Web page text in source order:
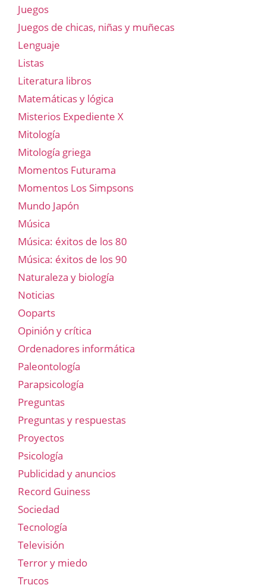
Juegos
Juegos de chicas, niñas y muñecas
Lenguaje
Listas
Literatura libros
Matemáticas y lógica
Misterios Expediente X
Mitología
Mitología griega
Momentos Futurama
Momentos Los Simpsons
Mundo Japón
Música
Música: éxitos de los 80
Música: éxitos de los 90
Naturaleza y biología
Noticias
Ooparts
Opinión y crítica
Ordenadores informática
Paleontología
Parapsicología
Preguntas
Preguntas y respuestas
Proyectos
Psicología
Publicidad y anuncios
Record Guiness
Sociedad
Tecnología
Televisión
Terror y miedo
Trucos